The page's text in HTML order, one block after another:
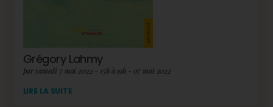
Grégory Lahmy
par samedi 7 mai 2022 - 15h à 19h - 07 mai 2022
LIRE LA SUITE